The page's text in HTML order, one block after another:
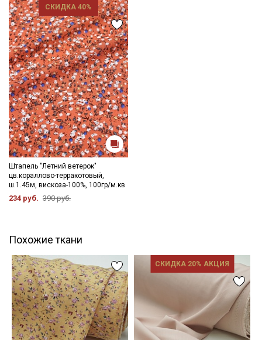
СКИДКА 40%
Штапель "Летний ветерок"
цв.кораллово-терракотовый,
ш.1.45м, вискоза-100%, 100гр/м.кв
234 руб. 390 руб.
Похожие ткани
СКИДКА 20% АКЦИЯ